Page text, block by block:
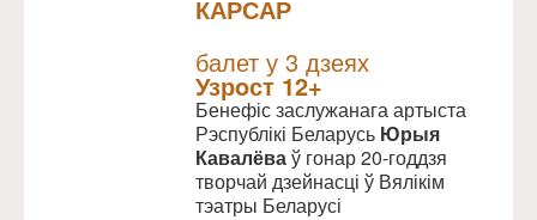
КАРСАР
балет у 3 дзеях
Узрoст 12+
Бенефіс заслужанага артыста
Рэспублікі Беларусь Юрыя
Кавалёваў гонар 20-годдзя
творчай дзейнасці ў Вялікім
тэатры Беларусі